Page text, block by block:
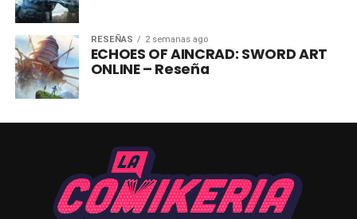
RESEÑAS 2 semanas ago
ECHOES OF AINCRAD: SWORD ART
ONLINE – Reseña